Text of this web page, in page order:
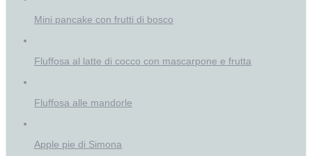
Mini pancake con frutti di bosco
Fluffosa al latte di cocco con mascarpone e frutta
Fluffosa alle mandorle
Apple pie di Simona